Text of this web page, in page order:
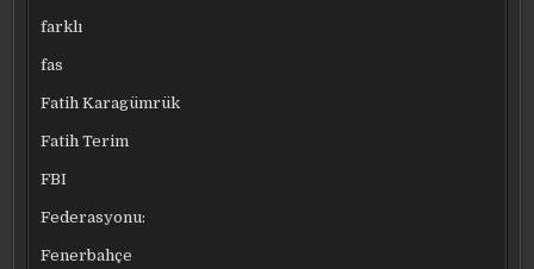
farklı
fas
Fatih Karagümrük
Fatih Terim
FBI
Federasyonu:
Fenerbahçe